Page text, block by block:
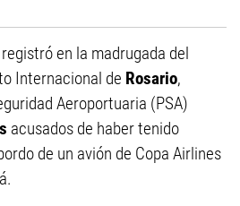
en la madrugada del
Internacional de Rosario,
Aeroportuaria (PSA)
acusados de haber tenido
de un avión de Copa Airlines